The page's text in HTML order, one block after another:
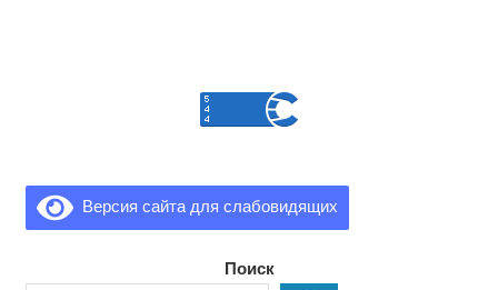
Версия сайта для слабовидящих
Поиск